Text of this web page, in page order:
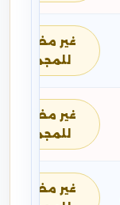
غير مضافة
للمجموع
غير مضافة
للمجموع
غير مضافة